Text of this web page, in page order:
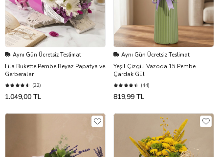
Aynı Gün Ücretsiz Teslimat
Lila Bukette Pembe Beyaz Papatya ve
Gerberalar
(22)
1.049,00 TL
Aynı Gün Ücretsiz Teslimat
Yeşil Çizgili Vazoda 15 Pembe
Çardak Gül
(44)
819,99 TL